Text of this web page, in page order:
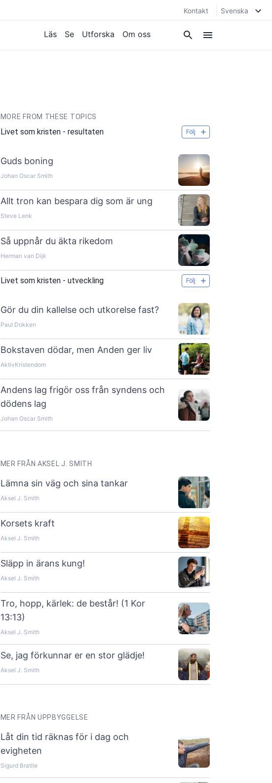
Kontakt Svenska
Läs Se Utforska Om oss
MORE FROM THESE TOPICS
Livet som kristen - resultaten Följ
Guds boning
Johan Oscar Smith
Allt tron kan bespara dig som är ung
Steve Lenk
Så uppnår du äkta rikedom
Herman van Dijk
Livet som kristen - utveckling Följ
Gör du din kallelse och utkorelse fast?
Paul Dokken
Bokstaven dödar, men Anden ger liv
AktivKristendom
Andens lag frigör oss från syndens och
dödens lag
Johan Oscar Smith
MER FRÅN AKSEL J. SMITH
Lämna sin väg och sina tankar
Aksel J. Smith
Korsets kraft
Aksel J. Smith
Släpp in ärans kung!
Aksel J. Smith
Tro, hopp, kärlek: de består! (1 Kor
13:13)
Aksel J. Smith
Se, jag förkunnar er en stor glädje!
Aksel J. Smith
MER FRÅN UPPBYGGELSE
Låt din tid räknas för i dag och
evigheten
Sigurd Bratlie